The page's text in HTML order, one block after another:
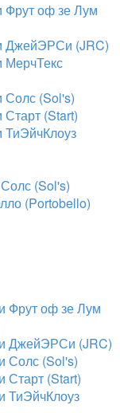
Фрут оф зе Лум
ДжейЭРСи (JRC)
МерчТекс
Солс (Sol's)
(Start)
ТиЭйчКлоуз
(Sol's)
(Portobello)
Фрут оф зе Лум
ДжейЭРСи (JRC)
Солс (Sol's)
Старт (Start)
ТиЭйчКлоуз